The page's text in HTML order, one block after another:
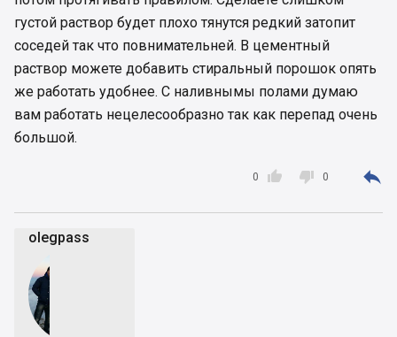
густой раствор будет плохо тянутся редкий затопит
соседей так что повнимательней. В цементный
раствор можете добавить стиральный порошок опять
же работать удобнее. С наливнымы полами думаю
вам работать нецелесообразно так как перепад очень
большой.

0  0 
olegpass